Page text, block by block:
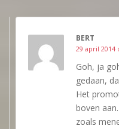
BERT
29 april 2014
Goh, ja
gedaan,
Het
boven
zoals